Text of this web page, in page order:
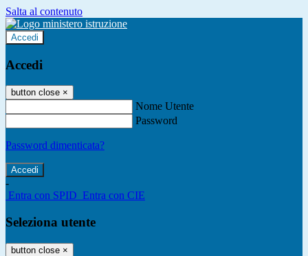
Salta al contenuto
Accedi
Accedi
button close ×
Nome Utente
Password
Password dimenticata?
-
Entra con SPID Entra con CIE
Seleziona utente
button close ×